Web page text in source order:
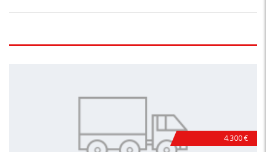
4.300 €